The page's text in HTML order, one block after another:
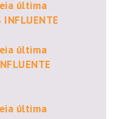
última
última
última